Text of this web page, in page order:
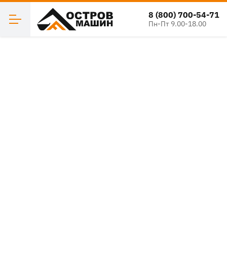
8 (800) 700-54-71
Пн-Пт 9.00-18.00